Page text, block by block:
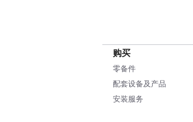
购买
零备件
配套设备及产品
安装服务